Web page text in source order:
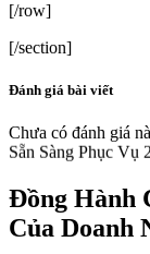
[/row]
[/section]
Đánh giá bài viết
Chưa có đánh giá
Sẵn Sàng Phục Vụ
Đồng Hành
Của Doanh